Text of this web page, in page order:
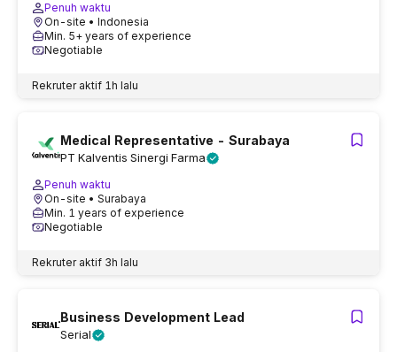
Penuh waktu
On-site • Indonesia
Min. 5+ years of experience
Negotiable
Rekruter aktif 1h lalu
Medical Representative - Surabaya
PT Kalventis Sinergi Farma
Penuh waktu
On-site • Surabaya
Min. 1 years of experience
Negotiable
Rekruter aktif 3h lalu
Business Development Lead
Serial